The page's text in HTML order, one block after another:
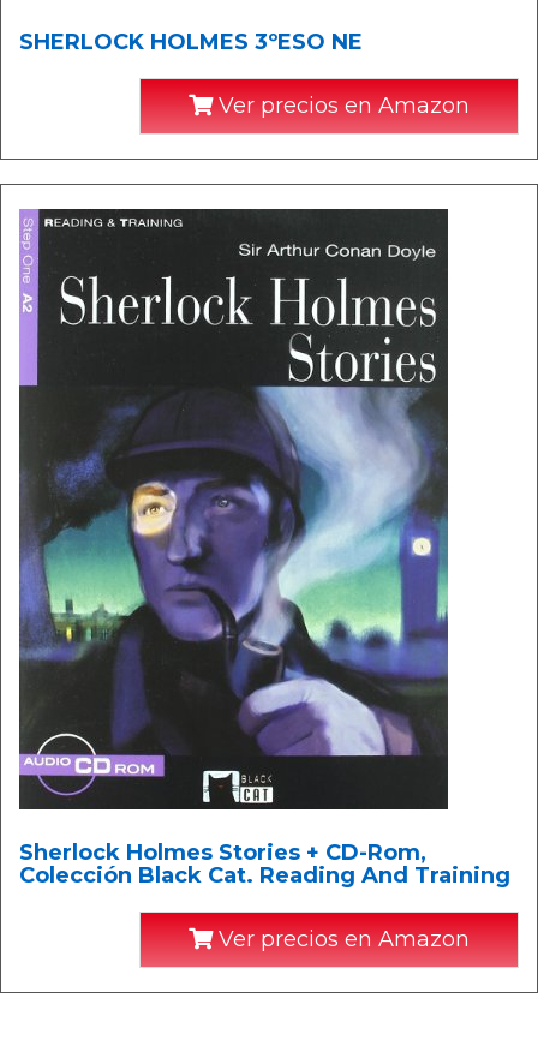
SHERLOCK HOLMES 3ºESO NE
Ver precios en Amazon
Sherlock Holmes Stories + CD-Rom,
Colección Black Cat. Reading And Training
Ver precios en Amazon